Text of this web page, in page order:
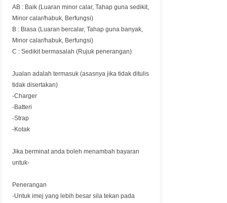
AB : Baik (Luaran minor calar, Tahap guna sedikit,
Minor calar/habuk, Berfungsi)
B : Biasa (Luaran bercalar, Tahap guna banyak,
Minor calar/habuk, Berfungsi)
C : Sedikit bermasalah (Rujuk penerangan)
Jualan adalah termasuk (asasnya jika tidak ditulis
tidak disertakan)
-Charger
-Batteri
-Strap
-Kotak
Jika berminat anda boleh menambah bayaran
untuk-
Penerangan
-Untuk imej yang lebih besar sila tekan pada